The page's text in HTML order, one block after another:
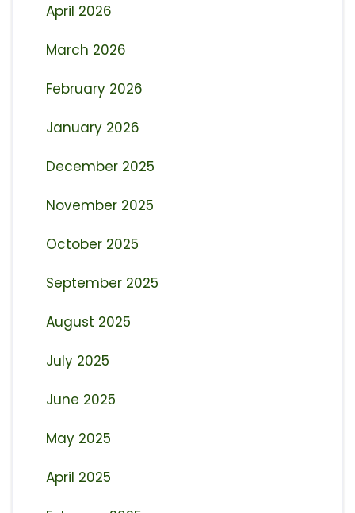
April 2026
March 2026
February 2026
January 2026
December 2025
November 2025
October 2025
September 2025
August 2025
July 2025
June 2025
May 2025
April 2025